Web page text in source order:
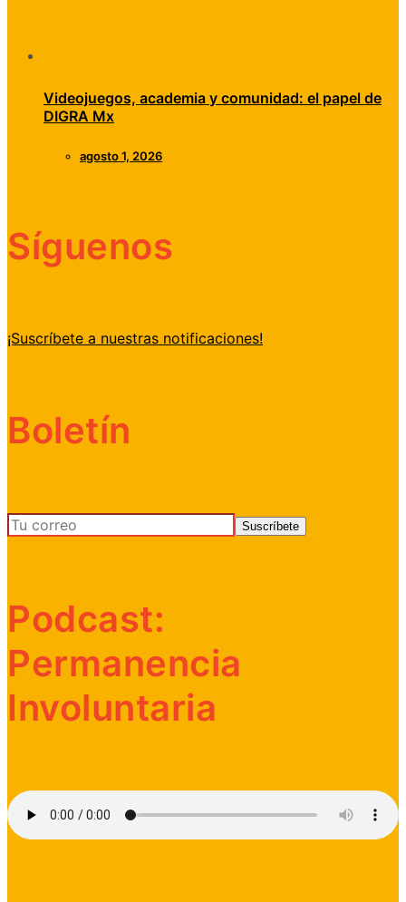
Videojuegos, academia y comunidad: el papel de
DIGRA Mx
agosto 1, 2026
Síguenos
¡Suscríbete a nuestras notificaciones!
Boletín
Podcast:
Permanencia
Involuntaria